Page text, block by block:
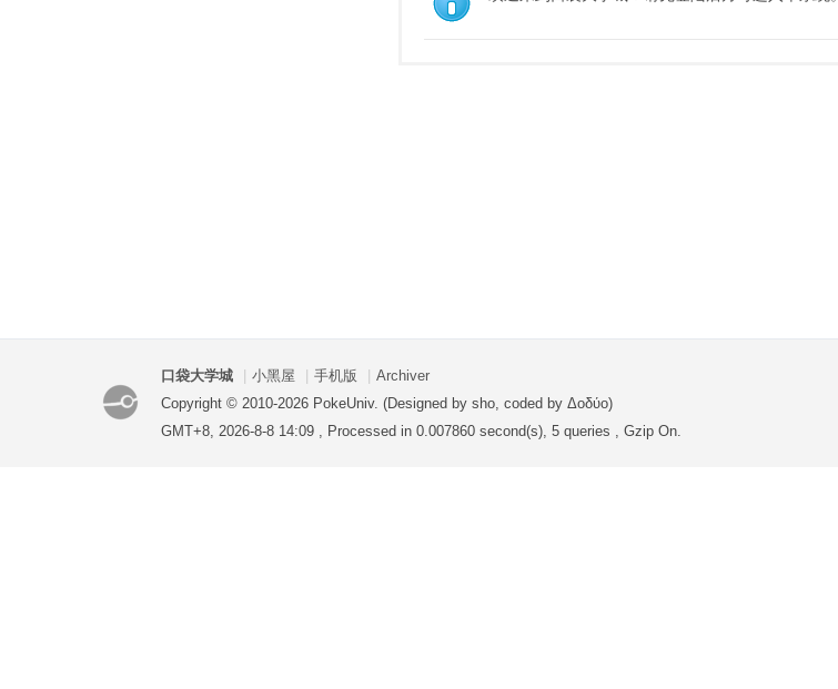
口袋大学城 小黑屋 手机版
Archiver
Copyright © 2010-2026 PokeUniv. (Designed by sho, coded by Δοδύο)
GMT+8, 2026-8-8 14:09 , Processed in 0.007860 second(s), 5 queries , Gzip On.